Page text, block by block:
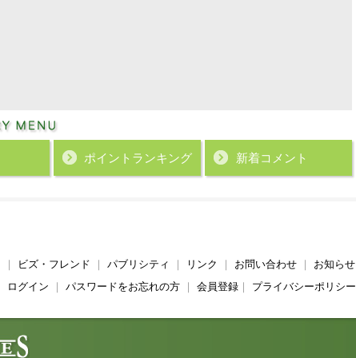
ポイント ランキング 新着コメント
ビズ・フレンド パブリシティ リンク お問い合わせ｜ お知らせ
ログイン パスワードをお忘れの方｜ 会員登録｜ プライバシーポリシー